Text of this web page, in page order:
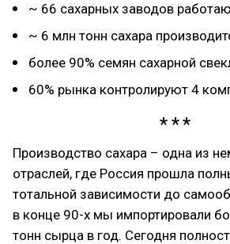
~ 66 сахарных заводов
~ 6 млн тонн сахара
более 90% семян сахарной
60% рынка контролируют 4
Производство сахара – одна из
отраслей, где Россия прошла
тотальной зависимости до
в конце 90-х мы импортировали
тонн сырца в год. Сегодня